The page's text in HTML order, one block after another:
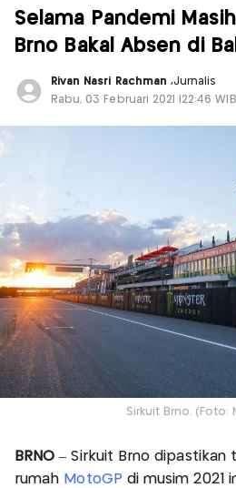
Selama Pandemi
Brno Bakal Absen di
Rivan Nasri Rachman ,Jurnalis
Rabu, 03 Februari 2021 |22:46 WIB
Sirkuit Brno. (Foto:
BRNO– Sirkuit Brno dipastikan
rumah MotoGP di musim 2021